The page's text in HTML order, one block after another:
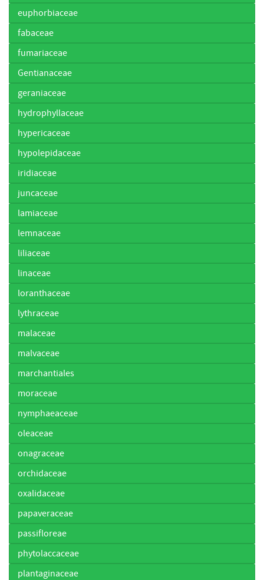
euphorbiaceae
fabaceae
fumariaceae
Gentianaceae
geraniaceae
hydrophyllaceae
hypericaceae
hypolepidaceae
iridiaceae
juncaceae
lamiaceae
lemnaceae
liliaceae
linaceae
loranthaceae
lythraceae
malaceae
malvaceae
marchantiales
moraceae
nymphaeaceae
oleaceae
onagraceae
orchidaceae
oxalidaceae
papaveraceae
passifloreae
phytolaccaceae
plantaginaceae